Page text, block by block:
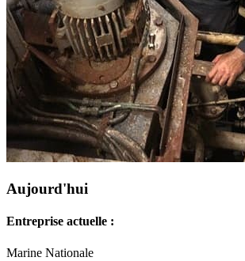
Aujourd'hui
Entreprise actuelle :
Marine Nationale